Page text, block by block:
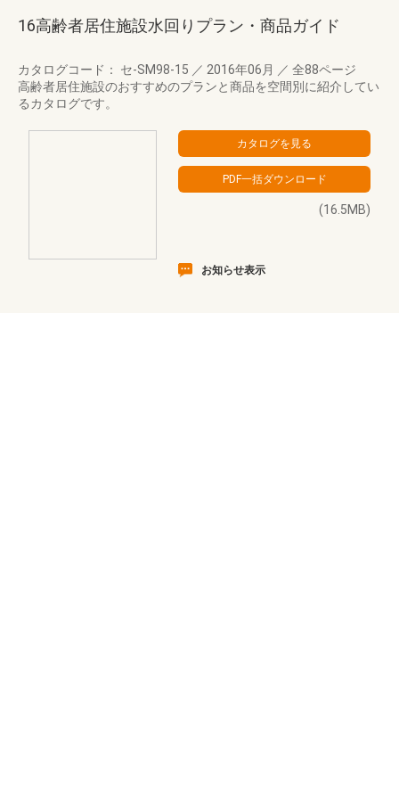
16高齢者居住施設水回りプラン・商品ガイド
カタログコード： セ-SM98-15 ／ 2016年06月 ／ 全88ページ
高齢者居住施設のおすすめのプランと商品を空間別に紹介してい
るカタログです。
(16.5MB)
お知らせ表示